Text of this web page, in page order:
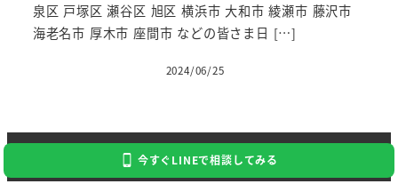
泉区 戸塚区 瀬谷区 旭区 横浜市 大和市 綾瀬市 藤沢市
海老名市 厚木市 座間市 などの皆さま日 […]
2024/06/25
Copyright 2024 Kaitori Daikichi
今すぐLINEで相談してみる